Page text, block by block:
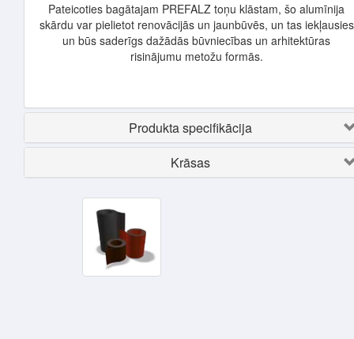
Pateicoties bagātajam PREFALZ toņu klāstam, šo alumīnija
skārdu var pielietot renovācijās un jaunbūvēs, un tas iekļausies
un būs saderīgs dažādās būvniecības un arhitektūras
risinājumu metožu formās.
Produkta specifikācija
Krāsas